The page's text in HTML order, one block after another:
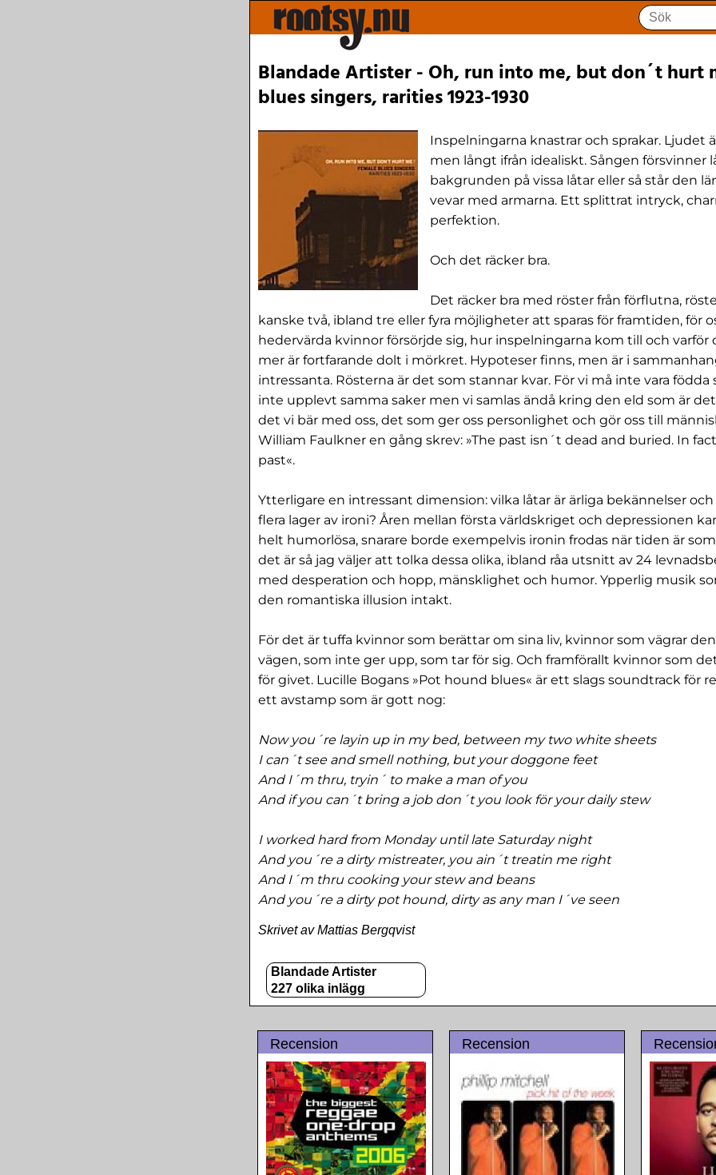
Blandade Artister - Oh, run into me, but don´t hurt
blues singers, rarities 1923-1930
Inspelningarna knastrar och sprakar. Ljudet
men långt ifrån idealiskt. Sången försvinner
bakgrunden på vissa låtar eller så står den
vevar med armarna. Ett splittrat intryck,
perfektion.
Och det räcker bra.
Det räcker bra med röster från förflutna,
kanske två, ibland tre eller fyra möjligheter att sparas för framtiden, för
hedervärda kvinnor försörjde sig, hur inspelningarna kom till och varför
mer är fortfarande dolt i mörkret. Hypoteser finns, men är i
intressanta. Rösterna är det som stannar kvar. För vi må inte vara födda
inte upplevt samma saker men vi samlas ändå kring den eld som är
det vi bär med oss, det som ger oss personlighet och gör oss till
William Faulkner en gång skrev: »The past isn´t dead and buried. In
past«.
Ytterligare en intressant dimension: vilka låtar är ärliga bekännelser
flera lager av ironi? Åren mellan första världskriget och depressionen
helt humorlösa, snarare borde exempelvis ironin frodas när tiden är
det är så jag väljer att tolka dessa olika, ibland råa utsnitt av 24
med desperation och hopp, mänsklighet och humor. Ypperlig musik
den romantiska illusion intakt.
För det är tuffa kvinnor som berättar om sina liv, kvinnor som vägrar
vägen, som inte ger upp, som tar för sig. Och framförallt kvinnor som
för givet. Lucille Bogans »Pot hound blues« är ett slags soundtrack för
ett avstamp som är gott nog:
Now you´re layin up in my bed, between my two white sheets
I can´t see and smell nothing, but your doggone feet
And I´m thru, tryin´ to make a man of you
And if you can´t bring a job don´t you look för your daily stew
I worked hard from Monday until late Saturday night
And you´re a dirty mistreater, you ain´t treatin me right
And I´m thru cooking your stew and beans
And you´re a dirty pot hound, dirty as any man I´ve seen
Skrivet av Mattias Bergqvist
Blandade Artister
227 olika inlägg
Recension Recension